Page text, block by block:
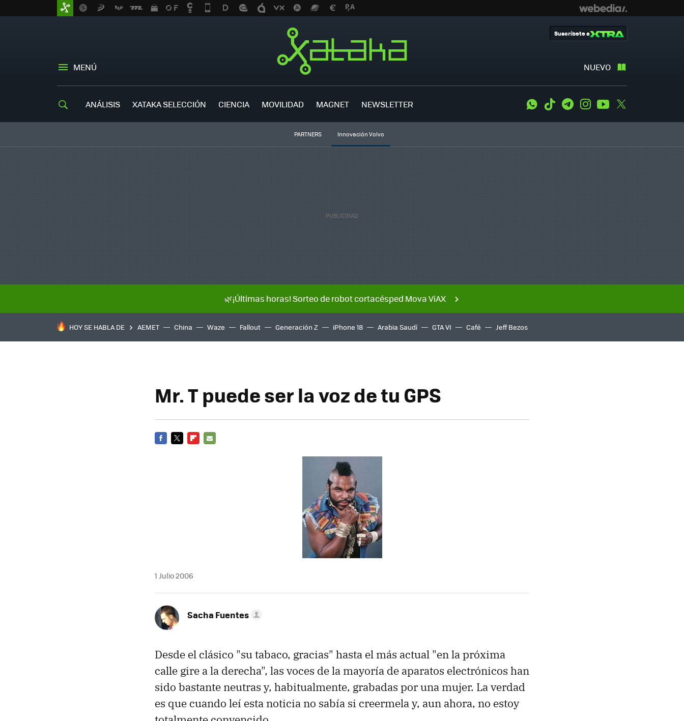
MENÚ NUEVO
Suscríbete a
ANÁLISIS XATAKA SELECCIÓN CIENCIA MOVILIDAD MAGNET NEWSLETTER WhatsApp
Tiktok TelegramInstagramYoutube
PARTNERS Innovación Volvo
🌿¡Últimas horas! Sorteo de robot cortacésped Mova ViAX
HOY SE HABLA DE AEMET China Waze Fallout Generación Z iPhone 18 Arabia Saudí GTA VI Café Jeff Bezos
Mr. T puede ser la voz de tu GPS
1 Julio 2006
Sacha Fuentes
Desde el clásico "su tabaco, gracias" hasta el más actual "en la próxima
calle gire a la derecha", las voces de la mayoría de aparatos electrónicos han
sido bastante neutras y, habitualmente, grabadas por una mujer. La verdad
es que cuando leí esta noticia no sabía si creermela y, aun ahora, no estoy